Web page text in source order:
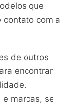
que
contato com a
de outros
encontrar
e marcas, se